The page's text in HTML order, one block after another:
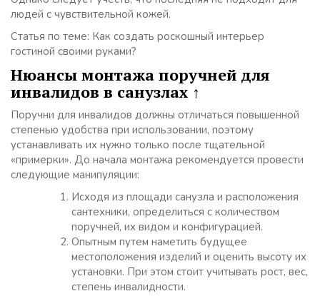
людей с чувствительной кожей.
Статья по теме: Как создать роскошный интерьер
гостиной своими руками?
Нюансы монтажа поручней для
инвалидов в санузлах ↑
Поручни для инвалидов должны отличаться повышенной
степенью удобства при использовании, поэтому
устанавливать их нужно только после тщательной
«примерки». До начала монтажа рекомендуется провести
следующие манипуляции:
Исходя из площади санузла и расположения
сантехники, определиться с количеством
поручней, их видом и конфигурацией.
Опытным путем наметить будущее
местоположения изделий и оценить высоту их
установки. При этом стоит учитывать рост, вес,
степень инвалидности.